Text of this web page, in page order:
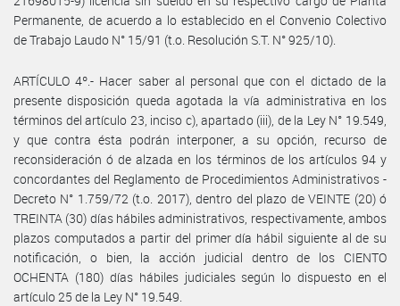
Permanente, de acuerdo a lo establecido en el Convenio Colectivo
de Trabajo Laudo N° 15/91 (t.o. Resolución S.T. N° 925/10).
ARTÍCULO 4º.- Hacer saber al personal que con el dictado de la
presente disposición queda agotada la vía administrativa en los
términos del artículo 23, inciso c), apartado (iii), de la Ley N° 19.549,
y que contra ésta podrán interponer, a su opción, recurso de
reconsideración ó de alzada en los términos de los artículos 94 y
concordantes del Reglamento de Procedimientos Administrativos -
Decreto N° 1.759/72 (t.o. 2017), dentro del plazo de VEINTE (20) ó
TREINTA (30) días hábiles administrativos, respectivamente, ambos
plazos computados a partir del primer día hábil siguiente al de su
notificación, o bien, la acción judicial dentro de los CIENTO
OCHENTA (180) días hábiles judiciales según lo dispuesto en el
artículo 25 de la Ley N° 19.549.